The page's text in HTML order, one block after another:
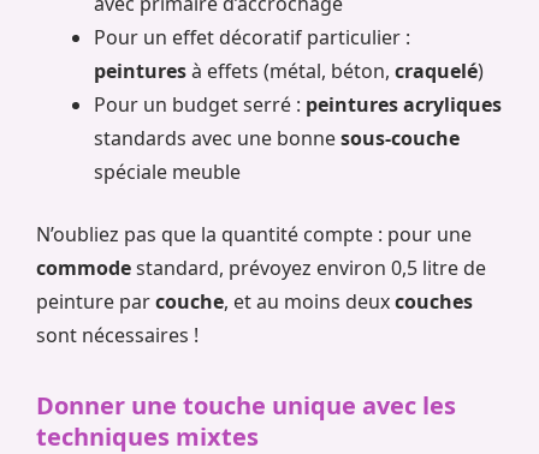
Pour un effet décoratif particulier :
peinturesà effets (métal, béton, craquelé)
Pour un budget serré : peintures acryliques
standards avec une bonnesous-couche
spéciale meuble
N’oubliez pas que la quantité compte : pour une
commodestandard, prévoyez environ 0,5 litre de
peinture parcouche, et au moins deuxcouches
sont nécessaires !
Donner une touche unique avec les
techniques mixtes